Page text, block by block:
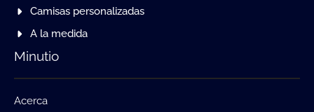
Camisas personalizadas
A la medida
Minutio
Acerca